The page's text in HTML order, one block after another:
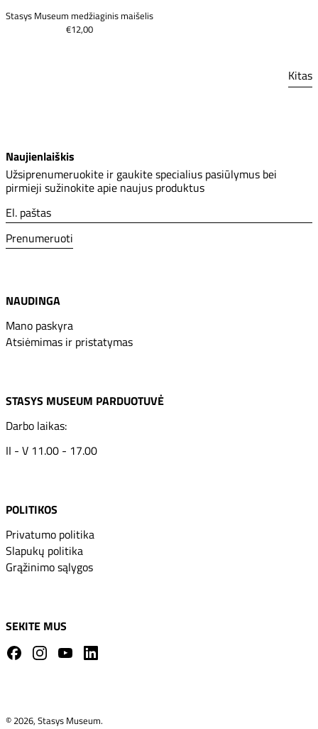
Stasys Museum medžiaginis maišelis
€12,00
Kitas
Naujienlaiškis
Užsiprenumeruokite ir gaukite specialius pasiūlymus bei
pirmieji sužinokite apie naujus produktus
El. paštas
Prenumeruoti
NAUDINGA
Mano paskyra
Atsiėmimas ir pristatymas
STASYS MUSEUM PARDUOTUVĖ
Darbo laikas:
II - V 11.00 - 17.00
POLITIKOS
Privatumo politika
Slapukų politika
Grąžinimo sąlygos
SEKITE MUS
FacebookInstagram
YouTube
© 2026, Stasys Museum.